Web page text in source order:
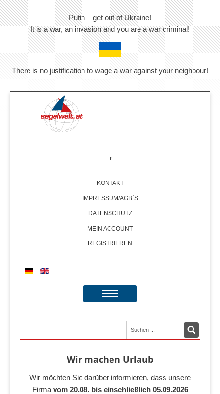
Putin – get out of Ukraine!
It is a war, an invasion and you are a war criminal!
There is no justification to wage a war against your neighbour!
KONTAKT
IMPRESSUM/AGB´S
DATENSCHUTZ
MEIN ACCOUNT
REGISTRIEREN
Wir machen Urlaub
Wir möchten Sie darüber informieren, dass unsere
Firma vom 20.08. bis einschließlich 05.09.2026